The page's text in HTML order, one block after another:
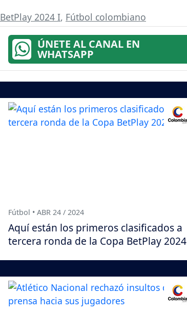
2024 I, Fútbol colombiano
ÚNETE AL CANAL EN
WHATSAPP
Fútbol • ABR 24 / 2024
Aquí están los primeros clasificados a
tercera ronda de la Copa BetPlay 2024